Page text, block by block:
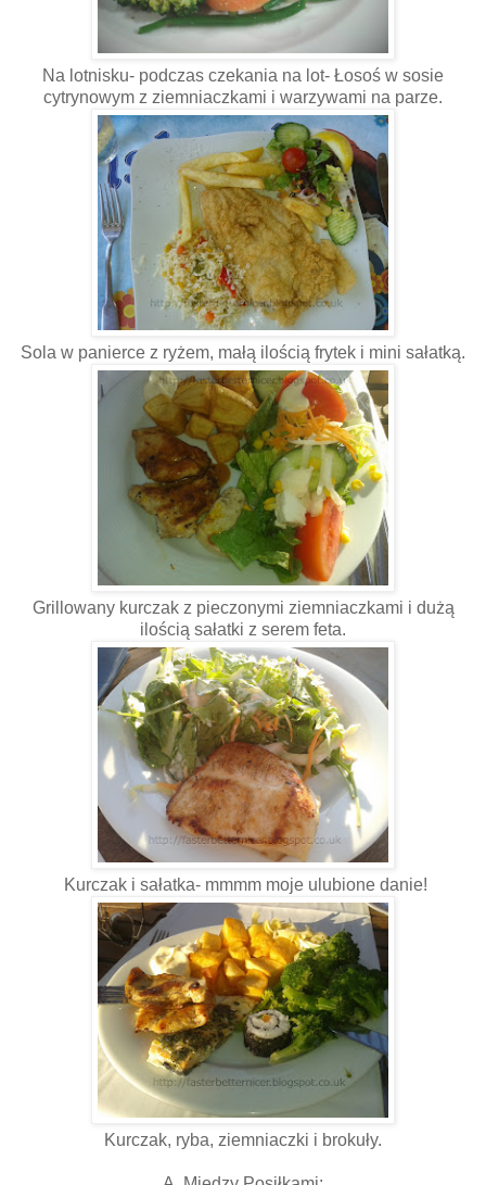
Na lotnisku- podczas czekania na lot- Łosoś w sosie
cytrynowym z ziemniaczkami i warzywami na parze.
Sola w panierce z ryżem, małą ilością frytek i mini sałatką.
Grillowany kurczak z pieczonymi ziemniaczkami i dużą
ilością sałatki z serem feta.
Kurczak i sałatka- mmmm moje ulubione danie!
Kurczak, ryba, ziemniaczki i brokuły.